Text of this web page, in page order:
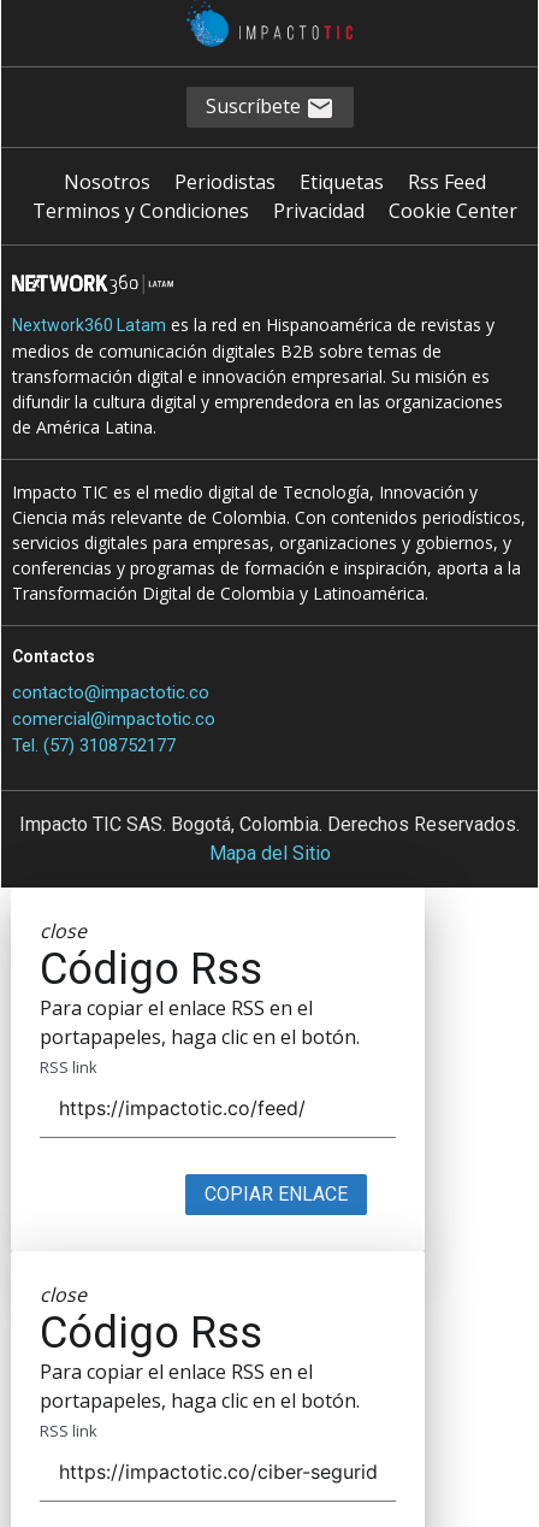
Suscríbete
Nosotros Periodistas Etiquetas
Rss Feed
Terminos y Condiciones
Privacidad Cookie Center
Nextwork360 Latam es la red en Hispanoamérica de revistas y
medios de comunicación digitales B2B sobre temas de
transformación digital e innovación empresarial. Su misión es
difundir la cultura digital y emprendedora en las organizaciones
de América Latina.
Impacto TIC es el medio digital de Tecnología, Innovación y
Ciencia más relevante de Colombia. Con contenidos periodísticos,
servicios digitales para empresas, organizaciones y gobiernos, y
conferencias y programas de formación e inspiración, aporta a la
Transformación Digital de Colombia y Latinoamérica.
Contactos
contacto@impactotic.co
comercial@impactotic.co
Tel. (57) 3108752177
Impacto TIC SAS. Bogotá, Colombia. Derechos Reservados.
Mapa del Sitio
close
Código Rss
Para copiar el enlace RSS en el
portapapeles, haga clic en el botón.
RSS link
COPIAR ENLACE
close
Código Rss
Para copiar el enlace RSS en el
portapapeles, haga clic en el botón.
RSS link